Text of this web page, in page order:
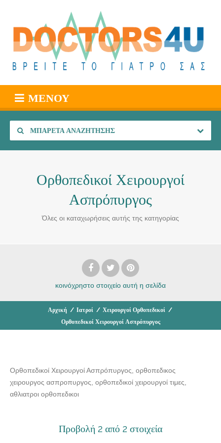
ΜΕΝΟΎ
ΜΠΑΡΈΤΑ ΑΝΑΖΉΤΗΣΗΣ
Ορθοπεδικοί Χειρουργοί
Ασπρόπυργος
Όλες οι καταχωρήσεις αυτής της κατηγορίας
κοινόχρηστο στοιχείο αυτή η σελίδα
Αρχική / Ιατροί / Χειρουργοί Ορθοπεδικοί /
Ορθοπεδικοί Χειρουργοί Ασπρόπυργος
Ορθοπεδικοί Χειρουργοί Ασπρόπυργος, ορθοπεδικος
χειρουργος ασπροπυργος, ορθοπεδικοί χειρουργοί τιμες,
αθλιατροι ορθοπεδικοι
Προβολή 2 από 2 στοιχεία